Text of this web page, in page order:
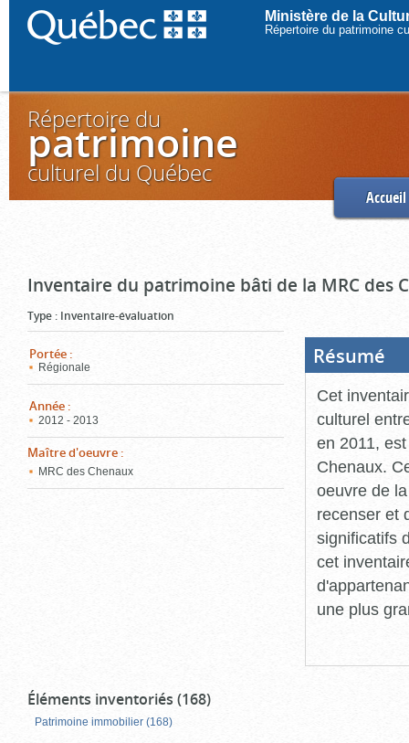
Ministère de la
Répertoire du patrimoine
Répertoire du
patrimoine
culturel du Québec
Accueil
Inventaire du patrimoine bâti de la MRC des
Type : Inventaire-évaluation
Portée :
Régionale
Année :
2012 - 2013
Maître d'oeuvre :
MRC des Chenaux
Résumé
Cet
culturel
en 2011,
Chenaux.
oeuvre de
recenser et
significatifs
cet
une plus
Éléments inventoriés (168)
Patrimoine immobilier (168)